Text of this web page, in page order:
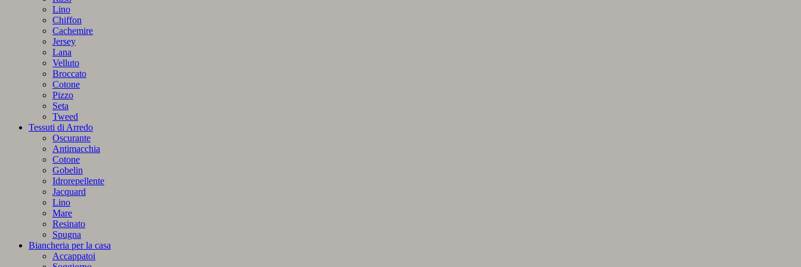
Lino
Chiffon
Cachemire
Jersey
Lana
Velluto
Broccato
Cotone
Pizzo
Seta
Tweed
Tessuti di Arredo
Oscurante
Antimacchia
Cotone
Gobelin
Idrorepellente
Jacquard
Lino
Mare
Resinato
Spugna
Biancheria per la casa
Accappatoi